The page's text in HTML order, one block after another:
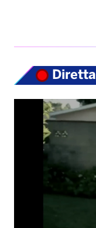
Diretta